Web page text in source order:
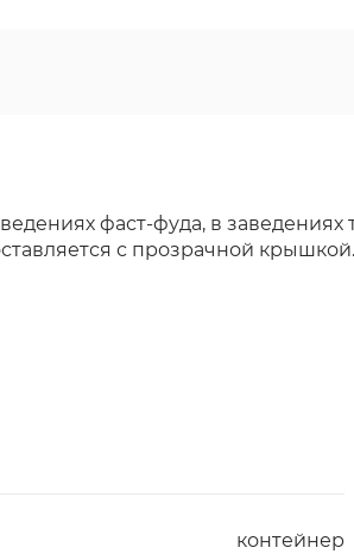
фаст-фуда, в
с прозрачной
контейнер